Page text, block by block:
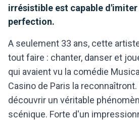
irrésistible est capable d'imiter
perfection.
A seulement 33 ans, cette
tout faire : chanter, danser et
qui avaient vu la comédie
Casino de Paris la
découvrir un véritable
scénique. Forte d'un